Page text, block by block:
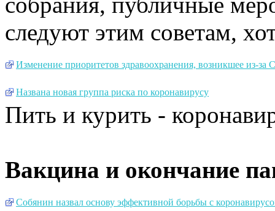
следуют этим советам,
Изменение приоритетов здравоохранения, возникшее из-за
Названа новая группа риска по коронавирусу
Пить и курить -
Вакцина и окончание
Cобянин назвал основу эффективной борьбы с